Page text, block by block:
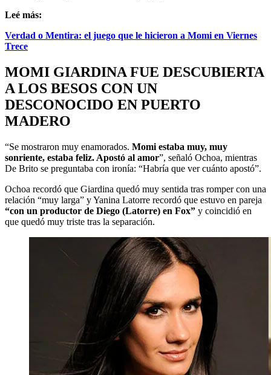
Leé más:
Verdad o Mentira: el juego que le hicieron a Momi en Viernes
Trece
MOMI GIARDINA FUE DESCUBIERTA
A LOS BESOS CON UN
DESCONOCIDO EN PUERTO
MADERO
“Se mostraron muy enamorados. Momi estaba muy, muy
sonriente, estaba feliz. Apostó al amor”, señaló Ochoa, mientras
De Brito se preguntaba con ironía: “Habría que ver cuánto apostó”.
Ochoa recordó que Giardina quedó muy sentida tras romper con una
relación “muy larga” y Yanina Latorre recordó que estuvo en pareja
“con un productor de Diego (Latorre) en Fox” y coincidió en
que quedó muy triste tras la separación.